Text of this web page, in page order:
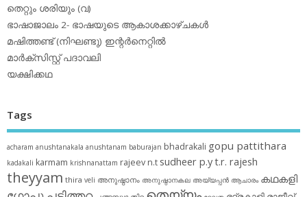
തെറ്റും ശരിയും (വ)
ഭാഷാജാലം 2- ഭാഷയുടെ ആകാശക്കാഴ്ചകള്‍
മഷിത്തണ്ട് (നിഘണ്ടു) ഇന്റര്‍നെറ്റില്‍
മാര്‍ക്‌സിസ്റ്റ് പദാവലി
യക്ഷിക്കഥ
Tags
acharam anushtanakala anushtanam baburajan bhadrakali gopu pattithara
kadakali karmam krishnanattam rajeev n.t sudheer p.yt.r. rajesh
theyyam thira veli അനുഷ്ഠാനം അനുഷ്ഠാനകല അയ്യപ്പന്‍ ആചാരം കഥകളി